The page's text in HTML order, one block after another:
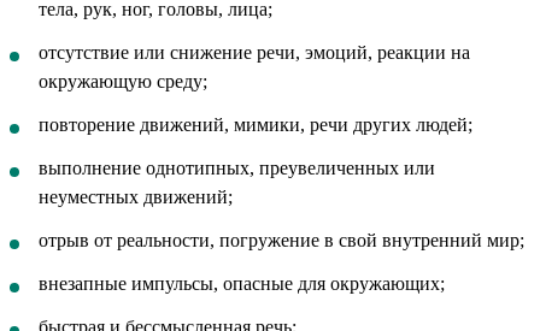
тела, рук, ног, головы, лица;
отсутствие или снижение речи, эмоций, реакции на
окружающую среду;
повторение движений, мимики, речи других людей;
выполнение однотипных, преувеличенных или
неуместных движений;
отрыв от реальности, погружение в свой внутренний мир;
внезапные импульсы, опасные для окружающих;